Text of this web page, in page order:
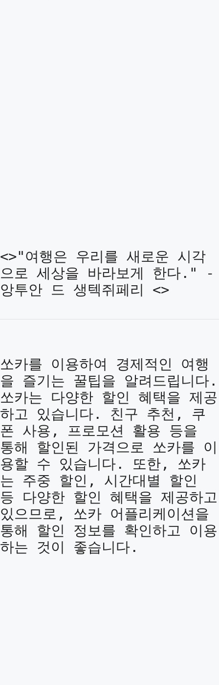
<>"여행은 우리를 새로운 시각
으로 세상을 바라보게 한다." -
앙투안 드 생텍쥐페리 <>
쏘카를 이용하여 경제적인 여행
을 즐기는 꿀팁을 알려드립니다.
쏘카는 다양한 할인 혜택을 제공
하고 있습니다. 친구 추천, 쿠
폰 사용, 프로모션 활용 등을
통해 할인된 가격으로 쏘카를 이
용할 수 있습니다. 또한, 쏘카
는 주중 할인, 시간대별 할인
등 다양한 할인 혜택을 제공하고
있으므로, 쏘카 어플리케이션을
통해 할인 정보를 확인하고 이용
하는 것이 좋습니다.